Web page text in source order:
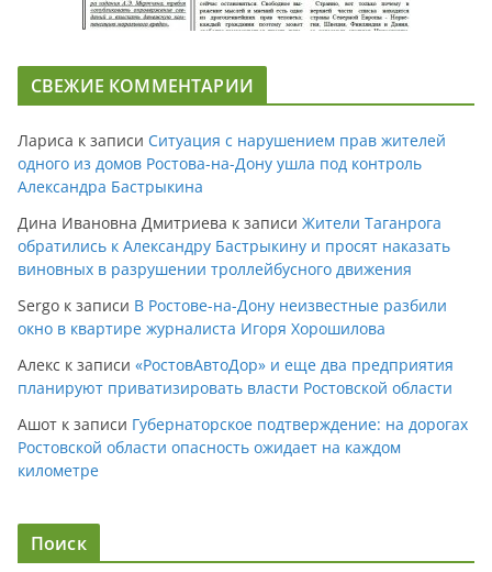
СВЕЖИЕ КОММЕНТАРИИ
Лариса к записи Ситуация с нарушением прав жителей
одного из домов Ростова-на-Дону ушла под контроль
Александра Бастрыкина
Дина Ивановна Дмитриева к записи Жители Таганрога
обратились к Александру Бастрыкину и просят наказать
виновных в разрушении троллейбусного движения
Sergo к записи В Ростове-на-Дону неизвестные разбили
окно в квартире журналиста Игоря Хорошилова
Алекс к записи «РостовАвтоДор» и еще два предприятия
планируют приватизировать власти Ростовской области
Ашот к записи Губернаторское подтверждение: на дорогах
Ростовской области опасность ожидает на каждом
километре
Поиск